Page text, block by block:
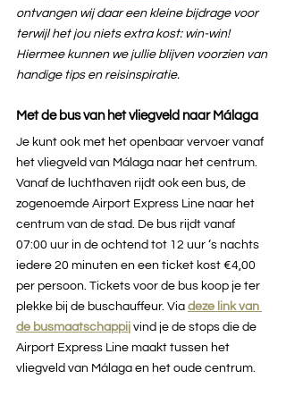
ontvangen wij daar een kleine bijdrage voor
terwijl het jou niets extra kost: win-win!
Hiermee kunnen we jullie blijven voorzien van
handige tips en reisinspiratie.
Met de bus van het vliegveld naar Málaga
Je kunt ook met het openbaar vervoer vanaf
het vliegveld van Málaga naar het centrum.
Vanaf de luchthaven rijdt ook een bus, de
zogenoemde Airport Express Line naar het
centrum van de stad. De bus rijdt vanaf
07:00 uur in de ochtend tot 12 uur ‘s nachts
iedere 20 minuten en een ticket kost €4,00
per persoon. Tickets voor de bus koop je ter
plekke bij de buschauffeur. Via deze link van
de busmaatschappij vind je de stops die de
Airport Express Line maakt tussen het
vliegveld van Málaga en het oude centrum.